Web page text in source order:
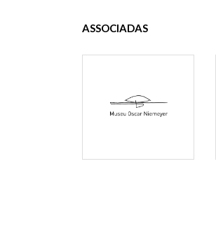
ASSOCIADAS